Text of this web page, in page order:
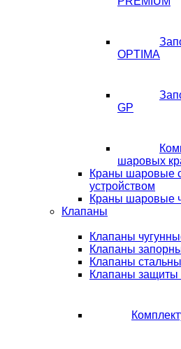
OPTIMA
GP
шаровых
Краны шаровые
устройством
Краны шаровые
Клапаны
Клапаны
Клапаны
Клапаны
Клапаны защиты